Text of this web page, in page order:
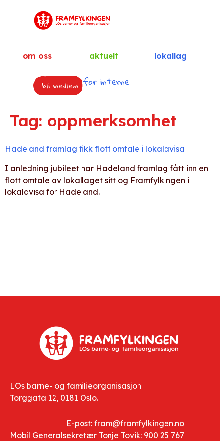
om oss aktuelt lokallag
bli medlem for interne
Tag: oppmerksomhet
Hadeland framlag fikk flott omtale i lokalavisa
I anledning jubileet har Hadeland framlag fått inn en
flott omtale av lokallaget sitt og Framfylkingen i
lokalavisa for Hadeland.
LOs barne- og familieorganisasjon
Torggata 12, 0181 Oslo.
E-post: fram@framfylkingen.no
Mobil Generalsekretær Tonje Tovik: 900 25 767